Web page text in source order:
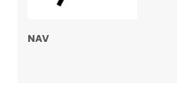
NAV